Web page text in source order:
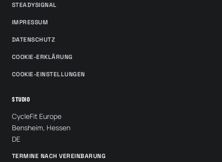
STEADYSIGNAL
IMPRESSUM
DATENSCHUTZ
COOKIE-ERKLÄRUNG
COOKIE-EINSTELLUNGEN
STUDIO
CycleFit Europe
Bensheim, Hessen
DE
TERMINE NACH VEREINBARUNG